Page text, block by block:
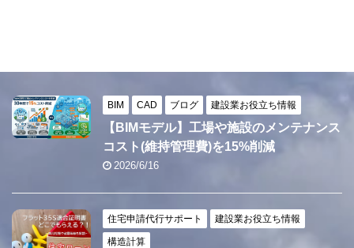
BIM CAD ブログ 建設業お役立ち情報
【BIMモデル】工場や施設のメンテナンス
コスト(維持管理費)を15%削減
2026/6/16
住宅申請代行サポート 建設業お役立ち情報
構造計算